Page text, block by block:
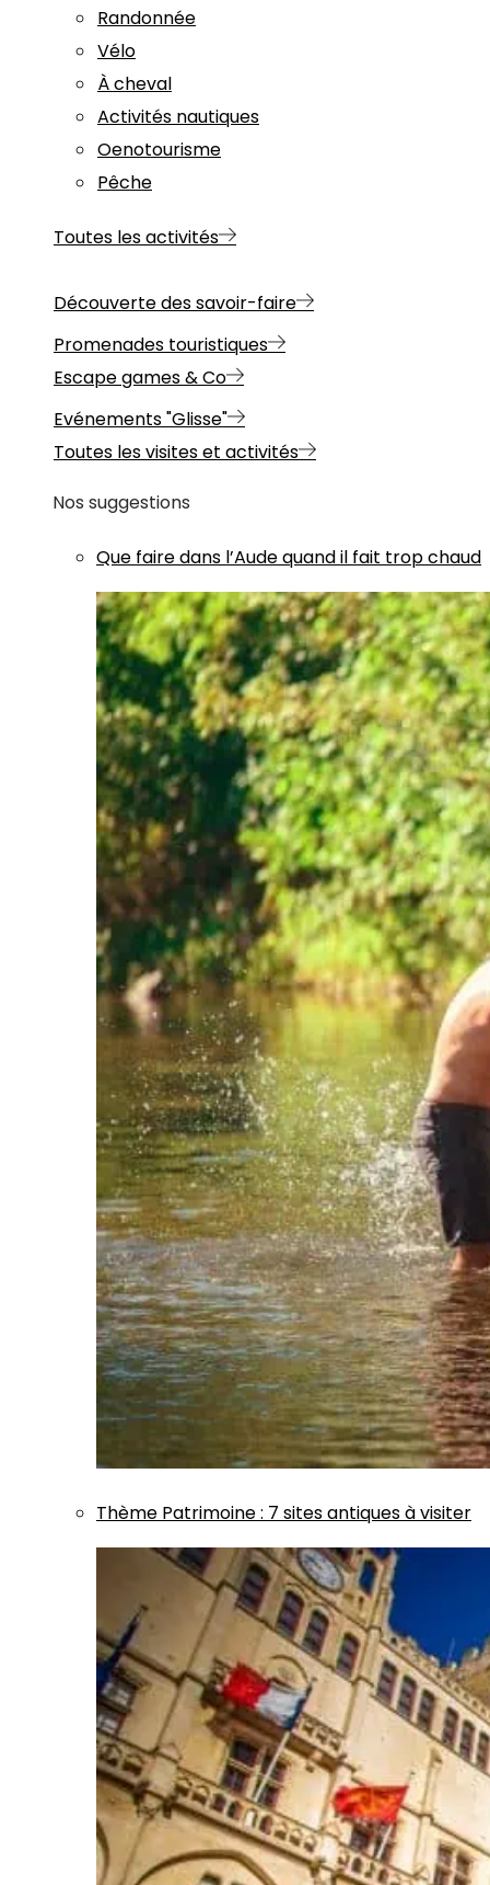
Randonnée
Vélo
À cheval
Activités nautiques
Oenotourisme
Pêche
Toutes les activités
Découverte des savoir-faire
Promenades touristiques
Escape games & Co
Evénements "Glisse"
Toutes les visites et activités
Nos suggestions
Que faire dans l’Aude quand il fait trop chaud
Thème Patrimoine: 7 sites antiques à visiter